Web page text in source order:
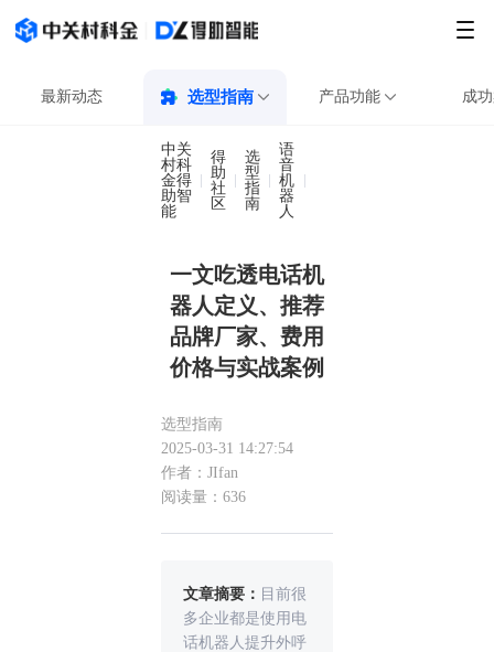
最新动态 选型指南 产品功能 成
中关
村科
金得
助智
能
得
助
社
区
选
型
指
南
语
音
机
器
人
一文吃透电话机
器人定义、推荐
品牌厂家、费用
价格与实战案例
选型指南
2025-03-31 14:27:54
作者：JIfan
阅读量：636
文章摘要： 目前很
多企业都是使用电
话机器人提升外呼